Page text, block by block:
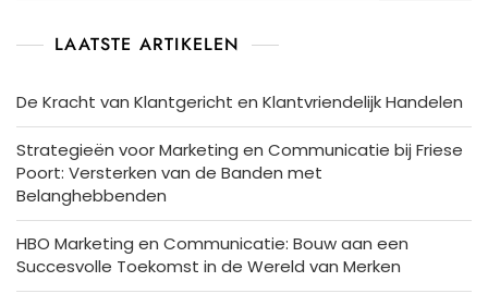
LAATSTE ARTIKELEN
De Kracht van Klantgericht en Klantvriendelijk Handelen
Strategieën voor Marketing en Communicatie bij Friese
Poort: Versterken van de Banden met
Belanghebbenden
HBO Marketing en Communicatie: Bouw aan een
Succesvolle Toekomst in de Wereld van Merken